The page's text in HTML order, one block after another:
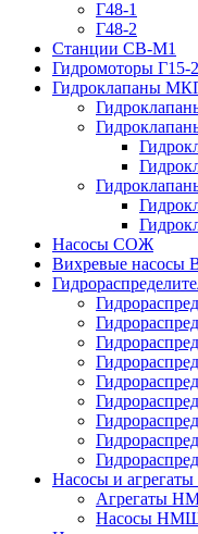
Г48-1
Г48-2
Станции СВ-М1
Гидромоторы Г15-2
Гидроклапаны
Насосы СОЖ
Вихревые насосы
Насосы и
Агрегаты
Насосы